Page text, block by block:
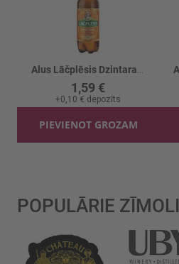
1,59 €
+0,10 € depozīts
PIEVIENOT GROZAM
POPULĀRIE ZĪMOLI